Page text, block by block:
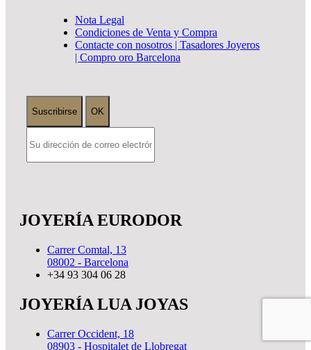
Nota Legal
Condiciones de Venta y Compra
Contacte con nosotros | Tasadores Joyeros
| Compro oro Barcelona
JOYERÍA EURODOR
Carrer Comtal, 13
08002 - Barcelona
+34 93 304 06 28
JOYERÍA LUA JOYAS
Carrer Occident, 18
08903 - Hospitalet de Llobregat